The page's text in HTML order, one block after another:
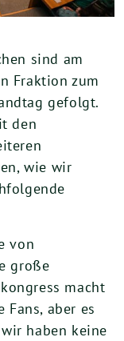
sind am
Fraktion zum
gefolgt.
den
wie wir
von
große
macht
aber es
haben keine